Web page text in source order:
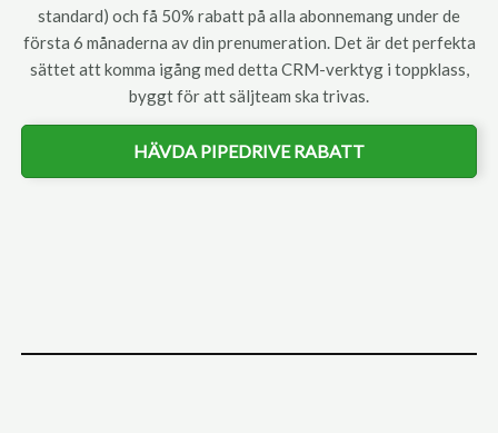
standard) och få 50% rabatt på alla abonnemang under de
första 6 månaderna av din prenumeration. Det är det perfekta
sättet att komma igång med detta CRM-verktyg i toppklass,
byggt för att säljteam ska trivas.
HÄVDA PIPEDRIVE RABATT